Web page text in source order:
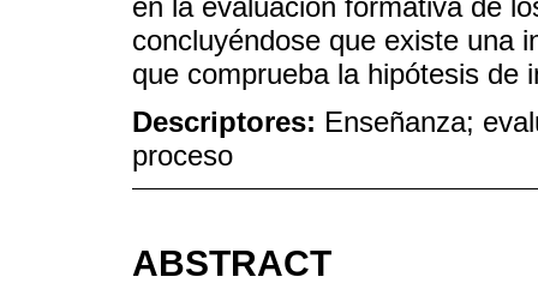
concluyéndose que existe una
que comprueba la hipótesis de
Descriptores: Enseñanza;
proceso
ABSTRACT